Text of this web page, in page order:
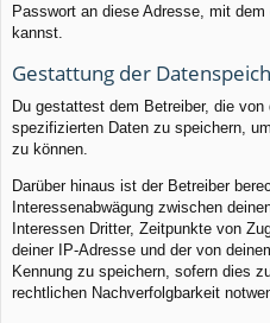
Passwort an diese Adresse, mit
kannst.
Gestattung der
Du gestattest dem Betreiber, die
spezifizierten Daten zu speichern,
zu können.
Darüber hinaus ist der Betreiber
Interessenabwägung zwischen
Interessen Dritter, Zeitpunkte von
deiner IP-Adresse und der von
Kennung zu speichern, sofern dies
rechtlichen Nachverfolgbarkeit